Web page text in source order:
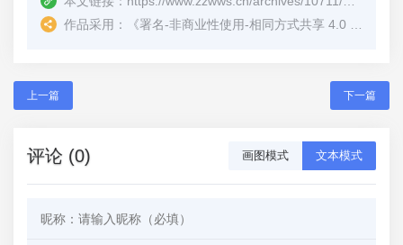
作品采用：
《署名-非商业性使用-相同方式共享 4.0 国际 (CC BY-NC-SA 4.0)
上一篇 下一篇
评论 (0) 画图模式 文本模式